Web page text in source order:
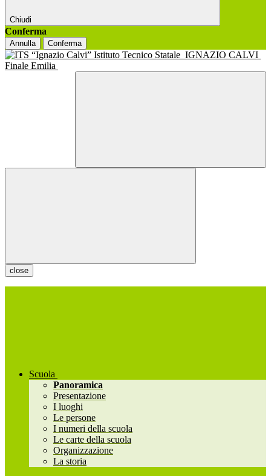
Chiudi
Conferma
Annulla Conferma
Istituto Tecnico Statale IGNAZIO CALVI
Finale Emilia
close
Scuola
Panoramica
Presentazione
I luoghi
Le persone
I numeri della scuola
Le carte della scuola
Organizzazione
La storia